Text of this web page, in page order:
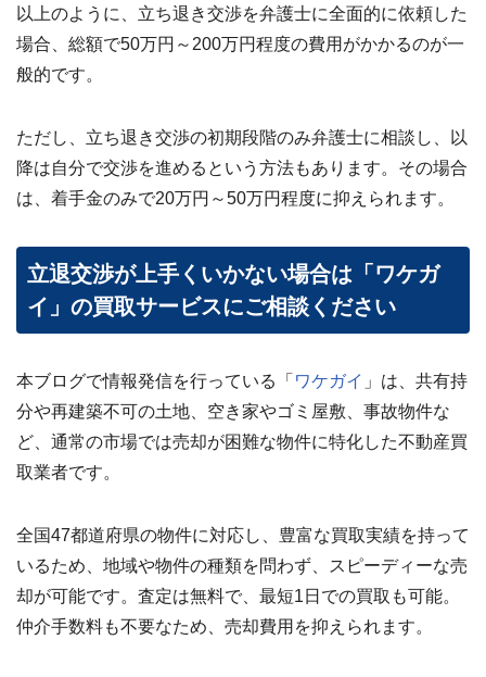
以上のように、立ち退き交渉を弁護士に全面的に依頼した
場合、総額で50万円～200万円程度の費用がかかるのが一
般的です。
ただし、立ち退き交渉の初期段階のみ弁護士に相談し、以
降は自分で交渉を進めるという方法もあります。その場合
は、着手金のみで20万円～50万円程度に抑えられます。
立退交渉が上手くいかない場合は「ワケガ
イ」の買取サービスにご相談ください
本ブログで情報発信を行っている「 ワケガイ 」は、共有持
分や再建築不可の土地、空き家やゴミ屋敷、事故物件な
ど、通常の市場では売却が困難な物件に特化した不動産買
取業者です。
全国47都道府県の物件に対応し、豊富な買取実績を持って
いるため、地域や物件の種類を問わず、スピーディーな売
却が可能です。査定は無料で、最短1日での買取も可能。
仲介手数料も不要なため、売却費用を抑えられます。